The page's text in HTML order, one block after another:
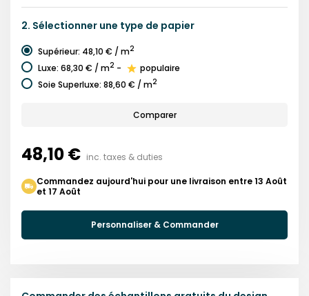
2. Sélectionner une type de papier
Supérieur: 48,10 € / m2
Luxe: 68,30 € / m2 -
populaire
Soie Superluxe: 88,60 € / m2
Comparer
48,10 € inc. taxes & duties
Commandez aujourd'hui pour une livraison entre 13 Août
et 17 Août
Personnaliser & Commander